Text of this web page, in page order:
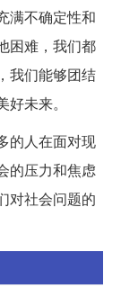
满不确定性和
困难，我们都
我们能够团结
未来。
的人在面对现
的压力和焦虑
对社会问题的